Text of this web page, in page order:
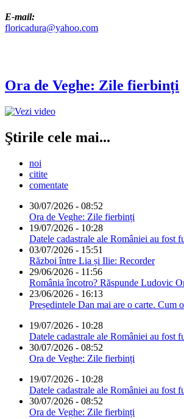
E-mail:
floricadura@yahoo.com
Ora de Veghe: Zile fierbinți
Ştirile cele mai...
noi
citite
comentate
30/07/2026 - 08:52
Ora de Veghe: Zile fierbinți
19/07/2026 - 10:28
Datele cadastrale ale României au fost
03/07/2026 - 15:51
Război între Lia și Ilie: Recorder
29/06/2026 - 11:56
România încotro? Răspunde Ludovic
23/06/2026 - 16:13
Președintele Dan mai are o carte. Cum
19/07/2026 - 10:28
Datele cadastrale ale României au fost
30/07/2026 - 08:52
Ora de Veghe: Zile fierbinți
19/07/2026 - 10:28
Datele cadastrale ale României au fost
30/07/2026 - 08:52
Ora de Veghe: Zile fierbinți